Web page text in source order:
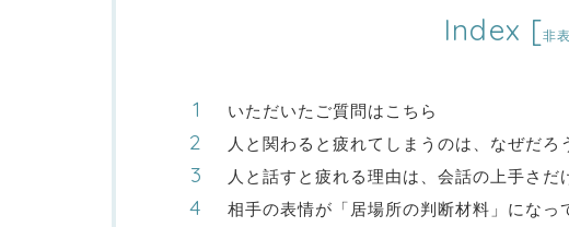
Index [非
いただいたご質問はこちら
人と関わると疲れてしまうのは、なぜだろ
人と話すと疲れる理由は、会話の上手さ
相手の表情が「居場所の判断材料」になっ